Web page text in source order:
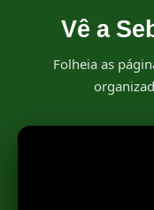
Vê a
Folheia as